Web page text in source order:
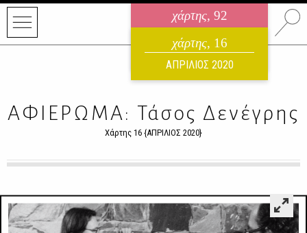
χάρτης, 92
ηλεκτρονικό περιοδικό
ΑΥΓΟΥΣΤΟΣ 2026
χάρτης, 16
ΑΠΡΙΛΙΟΣ 2020
ΑΦΙΕΡΩΜΑ: Τάσος Δενέγρης
Χάρτης 16 {ΑΠΡΙΛΙΟΣ 2020}